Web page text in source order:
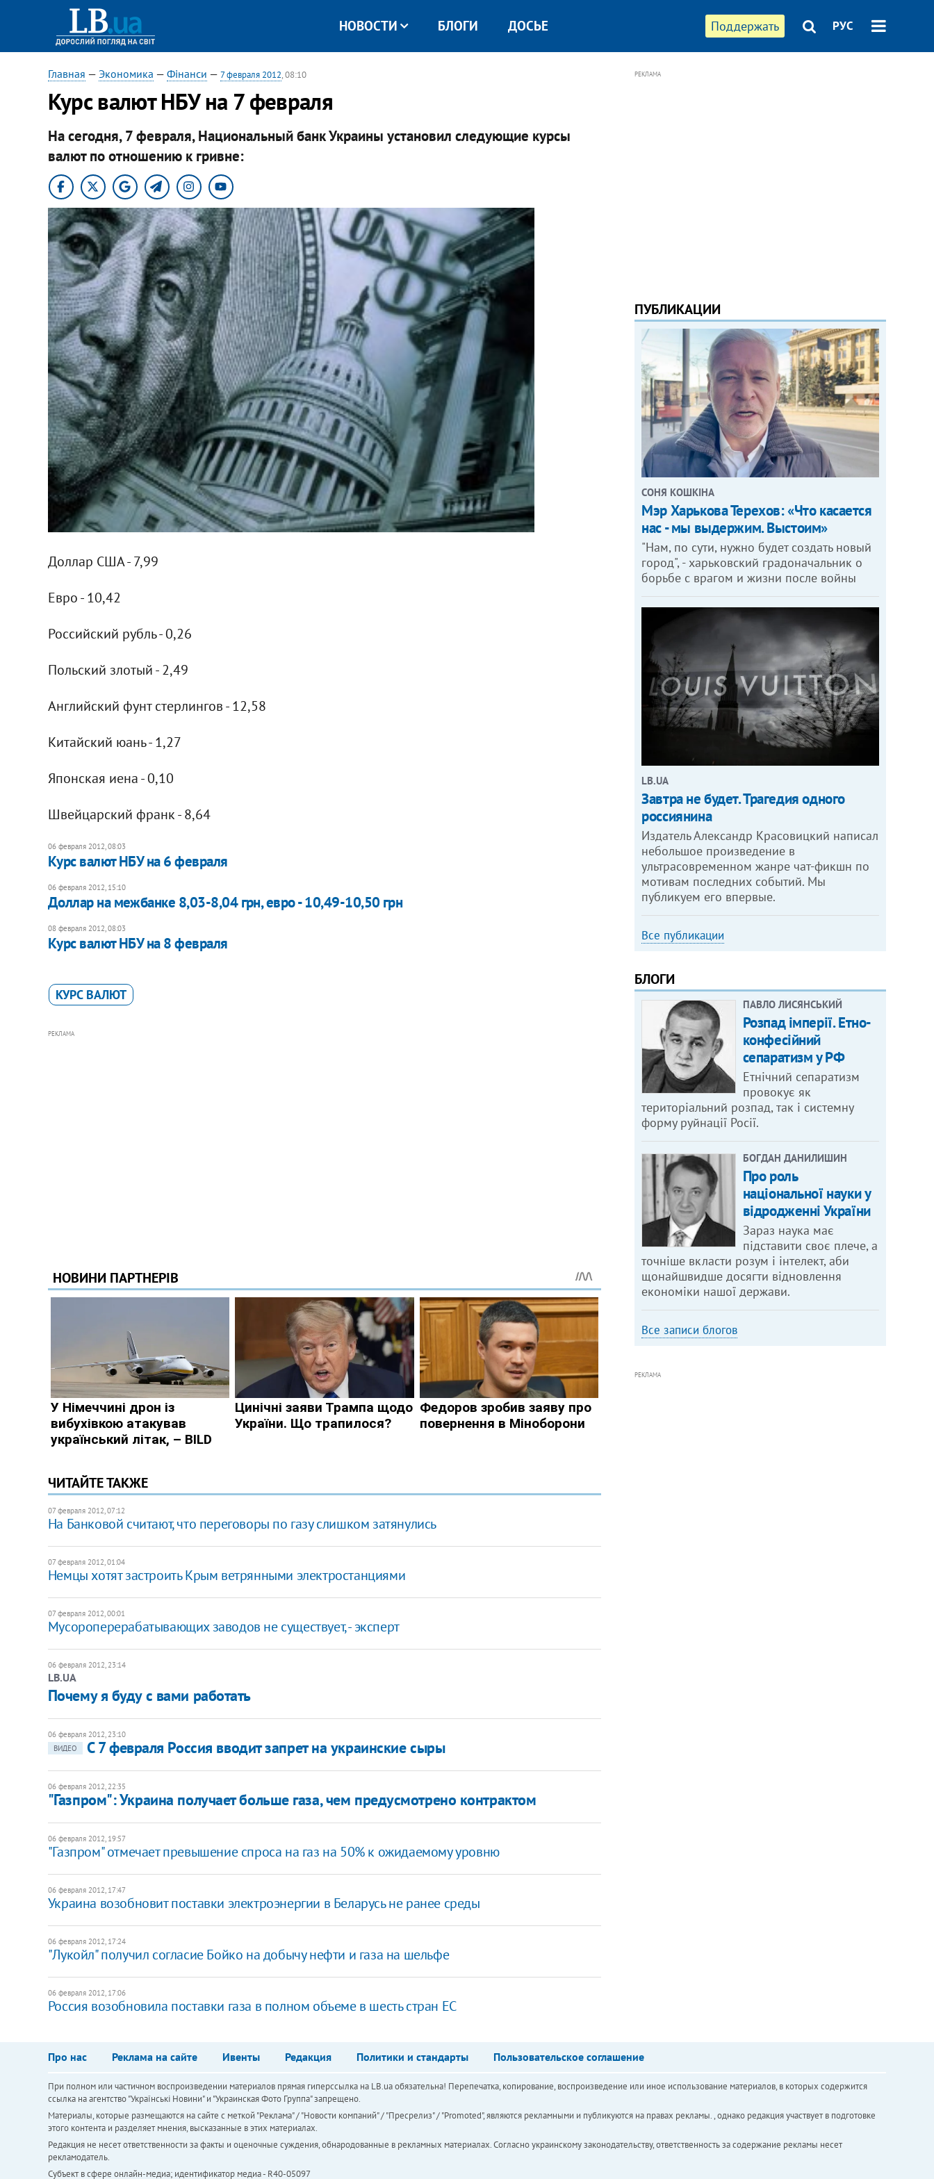
Поддержать РУС
НОВОСТИ БЛОГИ ДОСЬЕ
Главная — Экономика — Фінанси — 7 февраля 2012, 08:10
Курс валют НБУ на 7 февраля
На сегодня, 7 февраля, Национальный банк Украины установил следующие курсы
валют по отношению к гривне:
Доллар США - 7,99
Евро - 10,42
Российский рубль - 0,26
Польский злотый - 2,49
Английский фунт стерлингов - 12,58
Китайский юань - 1,27
Японская иена - 0,10
Швейцарский франк - 8,64
06 февраля 2012, 08:03
​Курс валют НБУ на 6 февраля
06 февраля 2012, 15:10
Доллар на межбанке 8,03-8,04 грн, евро - 10,49-10,50 грн
08 февраля 2012, 08:03
​Курс валют НБУ на 8 февраля
КУРС ВАЛЮТ
РЕКЛАМА
ЧИТАЙТЕ ТАКЖЕ
07 февраля 2012, 07:12
На Банковой считают, что переговоры по газу слишком затянулись
07 февраля 2012, 01:04
Немцы хотят застроить Крым ветрянными электростанциями
07 февраля 2012, 00:01
Мусороперерабатывающих заводов не существует, - эксперт
06 февраля 2012, 23:14
LB.UA
Почему я буду с вами работать
06 февраля 2012, 23:10
ВИДЕО
С 7 февраля Россия вводит запрет на украинские сыры
06 февраля 2012, 22:35
"Газпром": Украина получает больше газа, чем предусмотрено контрактом
06 февраля 2012, 19:57
"Газпром" отмечает превышение спроса на газ на 50% к ожидаемому уровню
06 февраля 2012, 17:47
Украина возобновит поставки электроэнергии в Беларусь не ранее среды
06 февраля 2012, 17:24
"Лукойл" получил согласие Бойко на добычу нефти и газа на шельфе
06 февраля 2012, 17:06
Россия возобновила поставки газа в полном объеме в шесть стран ЕС
РЕКЛАМА
ПУБЛИКАЦИИ
СОНЯ КОШКІНА
Мэр Харькова Терехов: «Что касается
нас - мы выдержим. Выстоим»
"Нам, по сути, нужно будет создать новый
город", - харьковский градоначальник о
борьбе с врагом и жизни после войны
LB.UA
Завтра не будет. Трагедия одного
россиянина
Издатель Александр Красовицкий написал
небольшое произведение в
ультрасовременном жанре чат-фикшн по
мотивам последних событий. Мы
публикуем его впервые.
Все публикации
БЛОГИ
ПАВЛО ЛИСЯНСЬКИЙ
Розпад імперії. Етно-
конфесійний
сепаратизм у РФ
Етнічний сепаратизм
провокує як
територіальний розпад, так і системну
форму руйнації Росії.
БОГДАН ДАНИЛИШИН
Про роль
національної науки у
відродженні України
Зараз наука має
підставити своє плече, а
точніше вкласти розум і інтелект, аби
щонайшвидше досягти відновлення
економіки нашої держави.
Все записи блогов
РЕКЛАМА
Про нас Реклама на сайте Ивенты Редакция Политики и стандарты Пользовательское соглашение
При полном или частичном воспроизведении материалов прямая гиперссылка на LB.ua обязательна! Перепечатка, копирование, воспроизведение или иное использование материалов, в которых содержится
ссылка на агентство "Українськi Новини" и "Украинская Фото Группа" запрещено.
Материалы, которые размещаются на сайте с меткой "Реклама" / "Новости компаний" / "Пресрелиз" / "Promoted", являются рекламными и публикуются на правах рекламы. , однако редакция участвует в подготовке
этого контента и разделяет мнения, высказанные в этих материалах.
Редакция не несет ответственности за факты и оценочные суждения, обнародованные в рекламных материалах. Согласно украинскому законодательству, ответственность за содержание рекламы несет
рекламодатель.
Субъект в сфере онлайн-медиа; идентификатор медиа - R40-05097